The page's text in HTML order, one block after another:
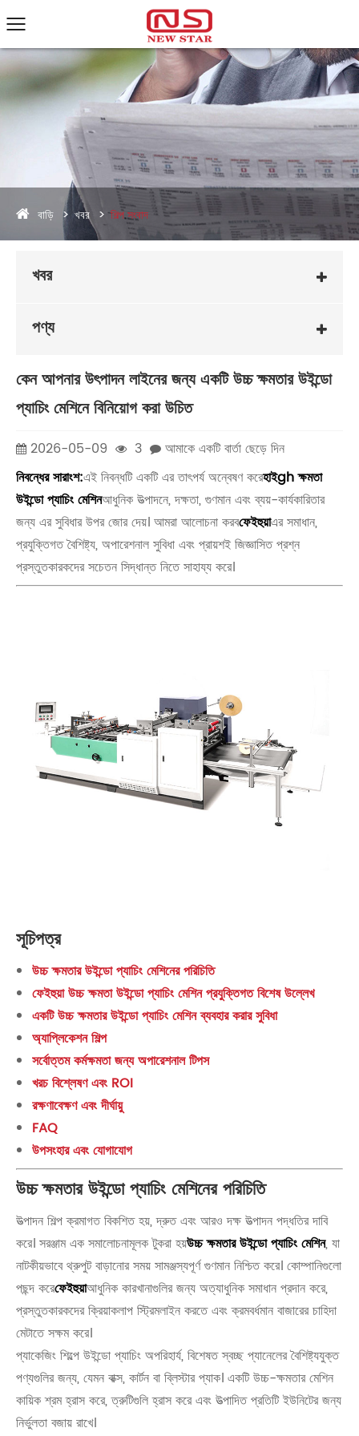
বাড়ি খবর শিল্প সংবাদ
খবর
পণ্য
কেন আপনার উৎপাদন লাইনের জন্য একটি উচ্চ ক্ষমতার উইন্ডো
প্যাচিং মেশিনে বিনিয়োগ করা উচিত
2026-05-09 3
আমাকে একটি বার্তা ছেড়ে দিন
নিবন্ধের সারাংশ:এই নিবন্ধটি একটি এর তাৎপর্য অন্বেষণ করেহাইgh ক্ষমতা
উইন্ডো প্যাচিং মেশিনআধুনিক উত্পাদনে, দক্ষতা, গুণমান এবং ব্যয়-কার্যকারিতার
জন্য এর সুবিধার উপর জোর দেয়। আমরা আলোচনা করবফেইহুয়াএর সমাধান,
প্রযুক্তিগত বৈশিষ্ট্য, অপারেশনাল সুবিধা এবং প্রায়শই জিজ্ঞাসিত প্রশ্ন
প্রস্তুতকারকদের সচেতন সিদ্ধান্ত নিতে সাহায্য করে।
সূচিপত্র
উচ্চ ক্ষমতার উইন্ডো প্যাচিং মেশিনের পরিচিতি
ফেইহুয়া উচ্চ ক্ষমতা উইন্ডো প্যাচিং মেশিন প্রযুক্তিগত বিশেষ উল্লেখ
একটি উচ্চ ক্ষমতার উইন্ডো প্যাচিং মেশিন ব্যবহার করার সুবিধা
অ্যাপ্লিকেশন শিল্প
সর্বোত্তম কর্মক্ষমতা জন্য অপারেশনাল টিপস
খরচ বিশ্লেষণ এবং ROI
রক্ষণাবেক্ষণ এবং দীর্ঘায়ু
FAQ
উপসংহার এবং যোগাযোগ
উচ্চ ক্ষমতার উইন্ডো প্যাচিং মেশিনের পরিচিতি
উত্পাদন শিল্প ক্রমাগত বিকশিত হয়, দ্রুত এবং আরও দক্ষ উত্পাদন পদ্ধতির দাবি
করে। সরঞ্জাম এক সমালোচনামূলক টুকরা হয়উচ্চ ক্ষমতার উইন্ডো প্যাচিং মেশিন, যা
নাটকীয়ভাবে থ্রুপুট বাড়ানোর সময় সামঞ্জস্যপূর্ণ গুণমান নিশ্চিত করে। কোম্পানিগুলো
পছন্দ করেফেইহুয়াআধুনিক কারখানাগুলির জন্য অত্যাধুনিক সমাধান প্রদান করে,
প্রস্তুতকারকদের ক্রিয়াকলাপ স্ট্রিমলাইন করতে এবং ক্রমবর্ধমান বাজারের চাহিদা
মেটাতে সক্ষম করে।
প্যাকেজিং শিল্পে উইন্ডো প্যাচিং অপরিহার্য, বিশেষত স্বচ্ছ প্যানেলের বৈশিষ্ট্যযুক্ত
পণ্যগুলির জন্য, যেমন বাক্স, কার্টন বা ব্লিস্টার প্যাক। একটি উচ্চ-ক্ষমতার মেশিন
কায়িক শ্রম হ্রাস করে, ত্রুটিগুলি হ্রাস করে এবং উত্পাদিত প্রতিটি ইউনিটের জন্য
নির্ভুলতা বজায় রাখে।